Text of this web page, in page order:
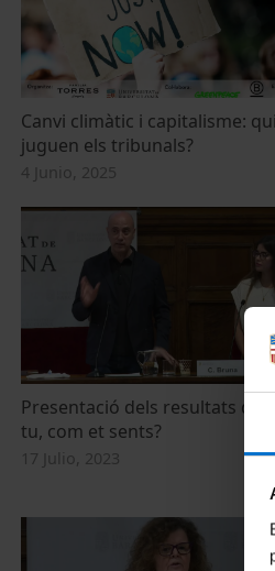
Canvi climàtic i capitalisme:
juguen els tribunals?
4 Junio, 2025
Presentació dels resultats de
tu, com et sents?
17 Julio, 2023